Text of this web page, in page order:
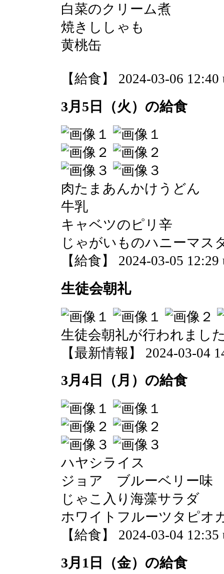
白菜のクリーム煮
焼きししゃも
黄桃缶
【給食】 2024-03-06 12:40
3月5日（火）の給食
肉たまあんかけうどん
牛乳
キャベツのピリ辛
じゃがいものハニーマス
【給食】 2024-03-05 12:29
生徒会朝礼
生徒会朝礼が行われまし
【最新情報】 2024-03-04
3月4日（月）の給食
ハヤシライス
ジョア ブルーベリー味
じゃこ入り海藻サラダ
ホワイトフルーツタピオ
【給食】 2024-03-04 12:35
3月1日（金）の給食